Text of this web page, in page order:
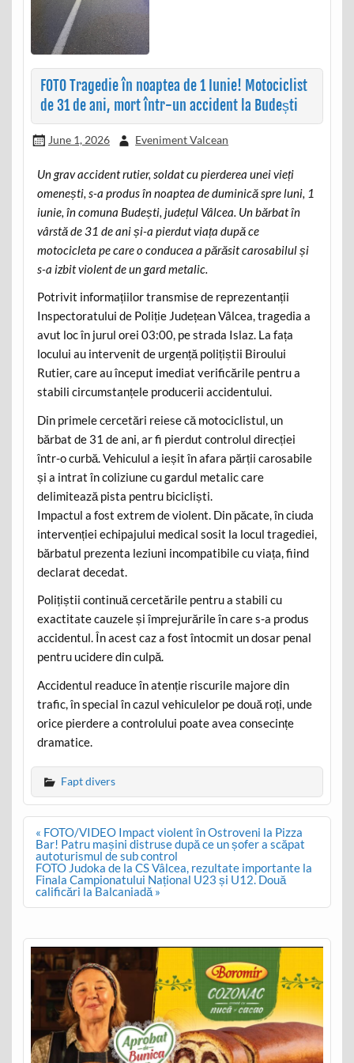
FOTO Tragedie în noaptea de 1 Iunie! Motociclist
de 31 de ani, mort într-un accident la Budești
June 1, 2026 Eveniment Valcean
Un grav accident rutier, soldat cu pierderea unei vieți
omenești, s-a produs în noaptea de duminică spre luni, 1
iunie, în comuna Budești, județul Vâlcea. Un bărbat în
vârstă de 31 de ani și-a pierdut viața după ce
motocicleta pe care o conducea a părăsit carosabilul și
s-a izbit violent de un gard metalic.
Potrivit informațiilor transmise de reprezentanții
Inspectoratului de Poliție Județean Vâlcea, tragedia a
avut loc în jurul orei 03:00, pe strada Islaz. La fața
locului au intervenit de urgență polițiștii Biroului
Rutier, care au început imediat verificările pentru a
stabili circumstanțele producerii accidentului.
Din primele cercetări reiese că motociclistul, un
bărbat de 31 de ani, ar fi pierdut controlul direcției
într-o curbă. Vehiculul a ieșit în afara părții carosabile
și a intrat în coliziune cu gardul metalic care
delimitează pista pentru bicicliști.
Impactul a fost extrem de violent. Din păcate, în ciuda
intervenției echipajului medical sosit la locul tragediei,
bărbatul prezenta leziuni incompatibile cu viața, fiind
declarat decedat.
Polițiștii continuă cercetările pentru a stabili cu
exactitate cauzele și împrejurările în care s-a produs
accidentul. În acest caz a fost întocmit un dosar penal
pentru ucidere din culpă.
Accidentul readuce în atenție riscurile majore din
trafic, în special în cazul vehiculelor pe două roți, unde
orice pierdere a controlului poate avea consecințe
dramatice.
Fapt divers
Post
navigation
« FOTO/VIDEO Impact violent în Ostroveni la Pizza
Bar! Patru mașini distruse după ce un șofer a scăpat
autoturismul de sub control
FOTO Judoka de la CS Vâlcea, rezultate importante la
Finala Campionatului Național U23 și U12. Două
calificări la Balcaniadă »